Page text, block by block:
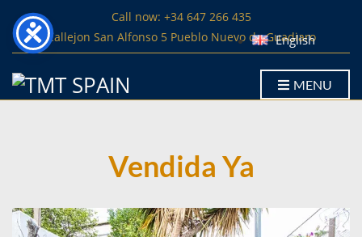
Call now: +34 647 266 435
Callejon San Alfonso 5 Pueblo Nuevo de Guadiaro
English
MENU
Vendida Ya